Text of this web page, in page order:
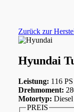
Zurück zur
Hyundai
Leistung: 116 PS
Drehmoment:
Motortyp: Diesel
PREIS